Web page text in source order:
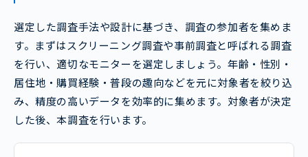
選定した調査手法や設計に基づき、調査の参加者を集めま
す。まずはスクリーニング調査や事前調査と呼ばれる調査
を行い、適切なモニターを選定しましょう。年齢・性別・
居住地・購買経験・普段の趣向などを元に対象者を絞り込
み、精度の高いデータを効率的に集めます。対象者が決定
した後、本調査を行います。